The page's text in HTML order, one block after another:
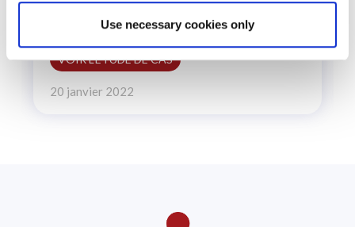
Use necessary cookies only
Une femme mariée de 42 ans vivant avec son
VOIR L'ÉTUDE DE CAS
20 janvier 2022